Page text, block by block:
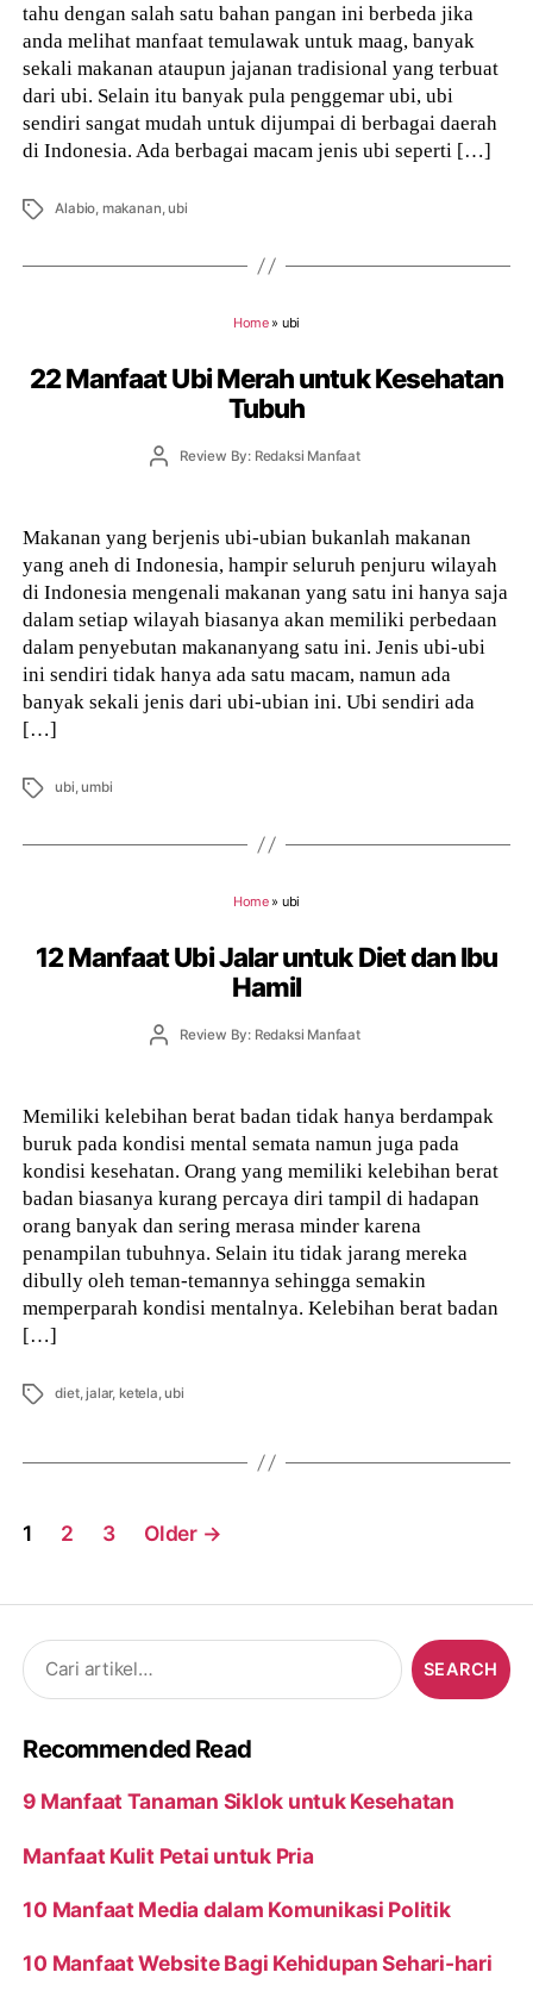
tahu dengan salah satu bahan pangan ini berbeda jika
anda melihat manfaat temulawak untuk maag, banyak
sekali makanan ataupun jajanan tradisional yang terbuat
dari ubi. Selain itu banyak pula penggemar ubi, ubi
sendiri sangat mudah untuk dijumpai di berbagai daerah
di Indonesia. Ada berbagai macam jenis ubi seperti […]
Tags Alabio, makanan,ubi
Home» ubi
22 Manfaat Ubi Merah untuk Kesehatan
Tubuh
PostReview By: Redaksi Manfaat
Makanan yang berjenis ubi-ubian bukanlah makanan
yang aneh di Indonesia, hampir seluruh penjuru wilayah
di Indonesia mengenali makanan yang satu ini hanya saja
dalam setiap wilayah biasanya akan memiliki perbedaan
dalam penyebutan makananyang satu ini. Jenis ubi-ubi
ini sendiri tidak hanya ada satu macam, namun ada
banyak sekali jenis dari ubi-ubian ini. Ubi sendiri ada
[…]
Tags ubi,umbi
Home» ubi
12 Manfaat Ubi Jalar untuk Diet dan Ibu
Hamil
PostReview By: Redaksi Manfaat
Memiliki kelebihan berat badan tidak hanya berdampak
buruk pada kondisi mental semata namun juga pada
kondisi kesehatan. Orang yang memiliki kelebihan berat
badan biasanya kurang percaya diri tampil di hadapan
orang banyak dan sering merasa minder karena
penampilan tubuhnya. Selain itu tidak jarang mereka
dibully oleh teman-temannya sehingga semakin
memperparah kondisi mentalnya. Kelebihan berat badan
[…]
Tags diet, jalar, ketela,ubi
Posts
navigation
1 2 3 Older →
Search
for:
Recommended Read
9 Manfaat Tanaman Siklok untuk Kesehatan
Manfaat Kulit Petai untuk Pria
10 Manfaat Media dalam Komunikasi Politik
10 Manfaat Website Bagi Kehidupan Sehari-hari